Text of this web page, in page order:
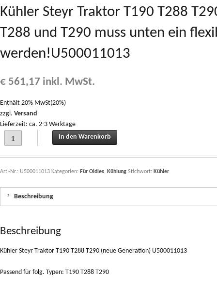
Kühler Steyr Traktor T190 T288
T288 und T290 muss unten ein
werden!U500011013
€ 561,17 inkl. MwSt.
Enthält 20% MwSt(20%)
zzgl. Versand
Lieferzeit: ca. 2-3 Werktage
Kühler Steyr Traktor T190 T288 T290 (neue Generation) Hinweis: Bei Steyr
In den Warenkorb
Art.-Nr.: U500011013 Kategorien: Für Oldies, Kühlung Stichwort: Kühler
Beschreibung
Beschreibung
Kühler Steyr Traktor T190 T288 T290 (neue Generation) U500011013
Passend für folg. Typen: T190 T288 T290